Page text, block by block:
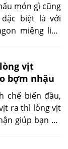
món gì cũng
biệt là với
miệng liên
món lưỡi bò
miệng và
bữa ăn nhẹ
hơn ^^.
vịt
bợm nhậu
chế biến đầu,
ra thì lòng vịt
giúp bạn ăn